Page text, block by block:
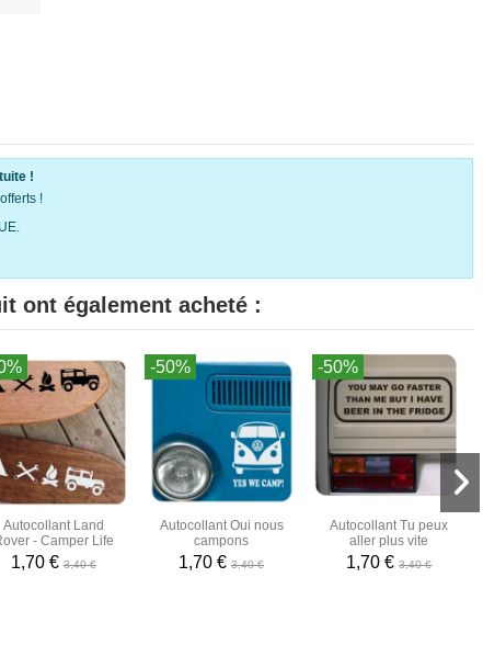
!
!
ont également acheté :
Autocollant Land
- Camper Life
1,70 € 3,40 €
-50%
Autocollant Oui nous
campons
1,70 €3,40 €
-50%
Autocollant Tu peux
aller plus vite
1,70 €3,40 €